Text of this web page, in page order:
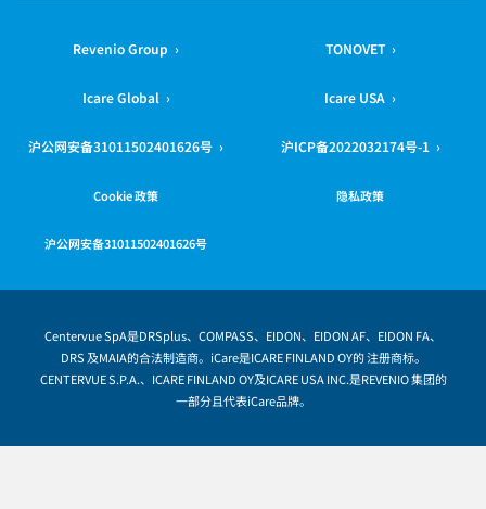
Revenio Group › TONOVET ›
Icare Global › Icare USA ›
沪公网安备31011502401626号 › 沪ICP备2022032174号-1 ›
Cookie 政策 隐私政策
沪公网安备31011502401626号
Centervue SpA是DRSplus、COMPASS、EIDON、EIDON AF、EIDON FA、
DRS 及MAIA的合法制造商。iCare是ICARE FINLAND OY的 注册商标。
CENTERVUE S.P.A.、ICARE FINLAND OY及ICARE USA INC.是REVENIO 集团的
一部分且代表iCare品牌。